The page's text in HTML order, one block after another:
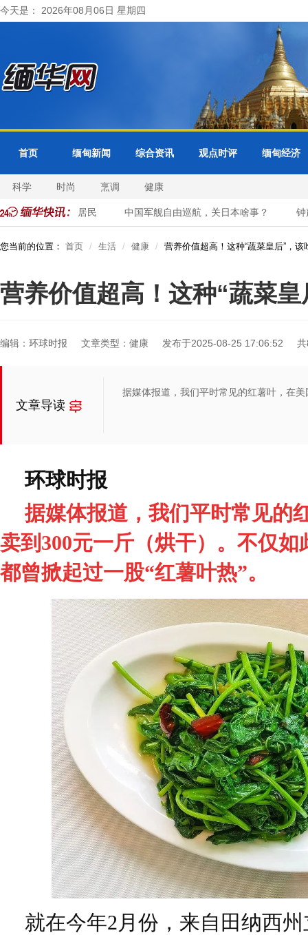
今天是： 2026年08月06日 星期四
首页 缅甸新闻 综合资讯 观点时评 缅甸经济
科学 时尚 烹调 健康
急疏散周边居民 中国军舰自由巡航，关日本啥事？ 钟声
您当前的位置： 首页 生活 健康 营养价值超高！这种“蔬菜皇后”，该
营养价值超高！这种“蔬菜
编辑：环球时报 文章类型：健康 发布于2025-08-25 17:06:52
文章导读
据媒体报道，我们平时常见的红薯叶，在
环球时报
据媒体报道，我们平时常见的
卖到300元一斤（烘干）。不仅
都曾掀起过一股“红薯叶热”。
就在今年2月份，来自田纳西